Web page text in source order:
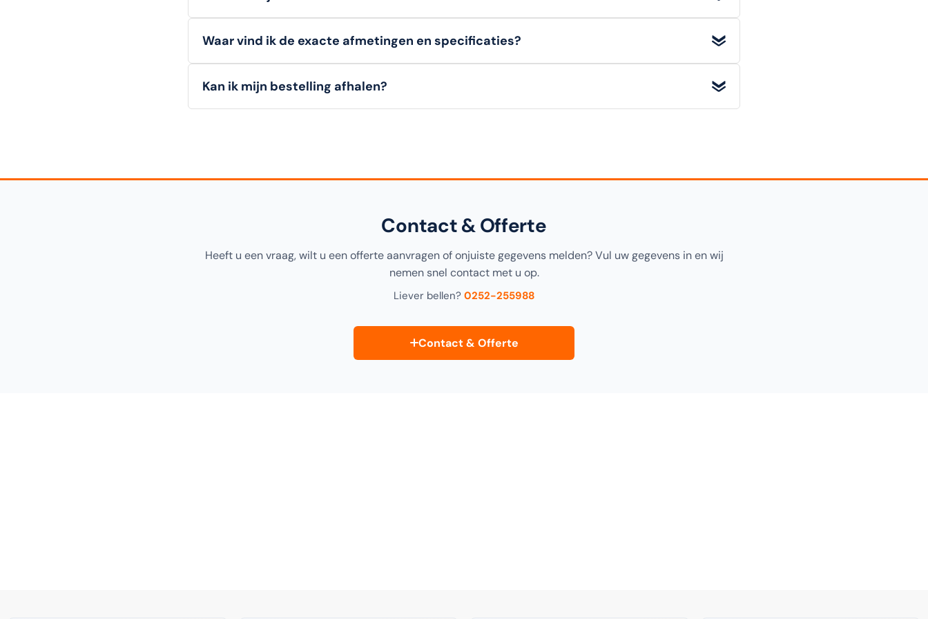
te melden.Zakelijke klanten (B2B)kunnen niet retourneren. Bekijk onze retourvoorwaarden voor alle
details.
Waar vind ik de exacte afmetingen en specificaties?
hieronder op deze pagina, alsook in de productomschrijving bovenaan.
Kan ik mijn bestelling afhalen?
Contact & Offerte
Heeft u een vraag, wilt u een offerte aanvragen of onjuiste gegevens melden? Vul uw gegevens in en wij
nemen snel contact met u op.
Liever bellen? 0252-255988
Contact & Offerte